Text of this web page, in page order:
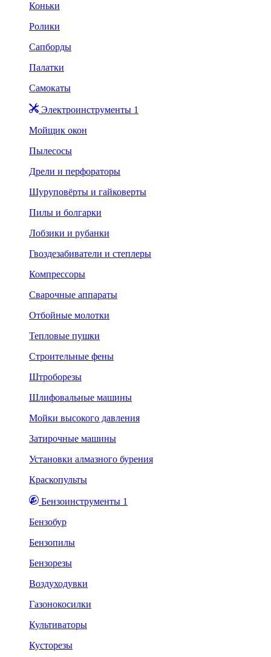
Коньки
Ролики
Сапборды
Палатки
Самокаты
Электроинструменты 1
Мойщик окон
Пылесосы
Дрели и перфораторы
Шуруповёрты и гайковерты
Пилы и болгарки
Лобзики и рубанки
Гвоздезабиватели и степлеры
Компрессоры
Сварочные аппараты
Отбойные молотки
Тепловые пушки
Строительные фены
Штроборезы
Шлифовальные машины
Мойки высокого давления
Затирочные машины
Установки алмазного бурения
Краскопульты
Бензоинструменты 1
Бензобур
Бензопилы
Бензорезы
Воздуходувки
Газонокосилки
Культиваторы
Кусторезы